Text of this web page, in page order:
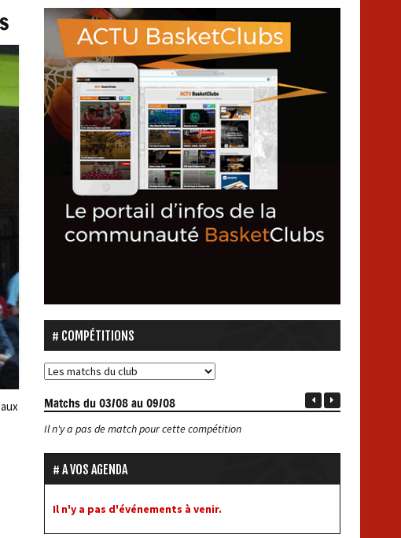
COMPÉTITIONS
Matchsdu 03/08 au 09/08
Il n'y a pas de match pour cette compétition
A VOS AGENDA
Il n'y a pas d'événements à venir.